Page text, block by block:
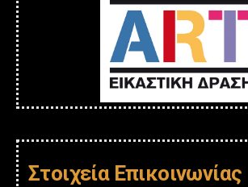
Στοιχεία Επικοινωνίας